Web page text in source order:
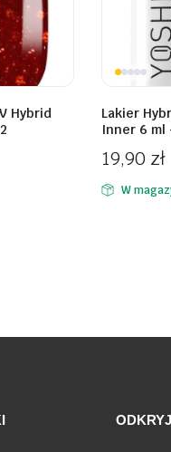
Hybrid
Lakier
Inner 6 ml
19,90 zł
W
ODKRYJ